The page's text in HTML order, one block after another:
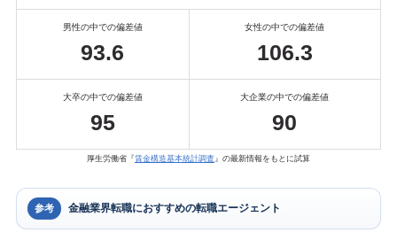
男性の中での偏差値
93.6
女性の中での偏差値
106.3
大卒の中での偏差値
95
大企業の中での偏差値
90
厚生労働省『賃金構造基本統計調査 』の最新情報をもとに試算
参考 金融業界転職におすすめの転職エージェント